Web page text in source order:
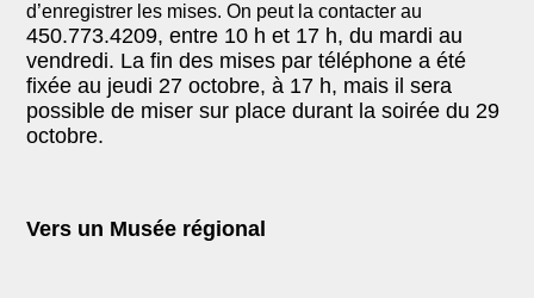
d’enregistrer les mises. On peut la contacter au
450.773.4209, entre 10 h et 17 h, du mardi au
vendredi. La fin des mises par téléphonea été
fixée au jeudi 27 octobre, à 17 h, mais il sera
possible de miser sur place durant la soirée du 29
octobre.
Vers un Musée régional